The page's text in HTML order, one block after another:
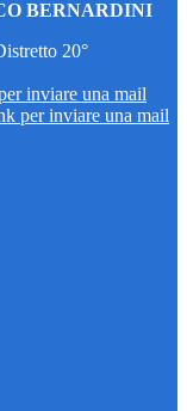
BERNARDINI
20°
inviare una mail
per inviare una mail